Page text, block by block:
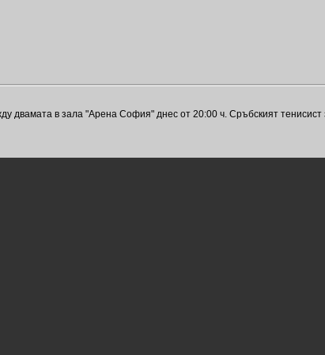
двамата в зала "Арена София" днес от 20:00 ч. Сръбският